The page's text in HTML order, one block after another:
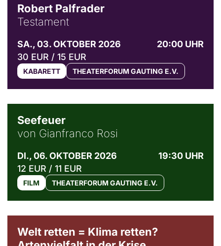
Robert Palfrader
Testament
SA., 03. OKTOBER 2026
20:00 UHR
30 EUR / 15 EUR
KABARETT THEATERFORUM GAUTING E.V.
Seefeuer
von Gianfranco Rosi
DI., 06. OKTOBER 2026
19:30 UHR
12 EUR / 11 EUR
FILM THEATERFORUM GAUTING E.V.
Welt retten = Klima retten?